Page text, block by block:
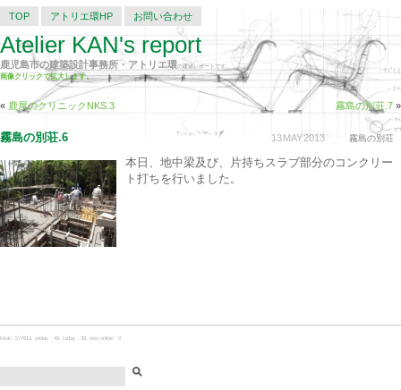
TOP アトリエ環HP お問い合わせ
Atelier KAN's report
鹿児島市の建築設計事務所・アトリエ環の建築レポートです。
画像クリックで拡大します。
« 鹿屋のクリニックNKS.3 霧島の別荘.7 »
13MAY2013 霧島の別荘
霧島の別荘.6
本日、地中梁及び、片持ちスラブ部分のコンクリー
ト打ちを行いました。
total：577613, yeday：49, today：38, now online：0